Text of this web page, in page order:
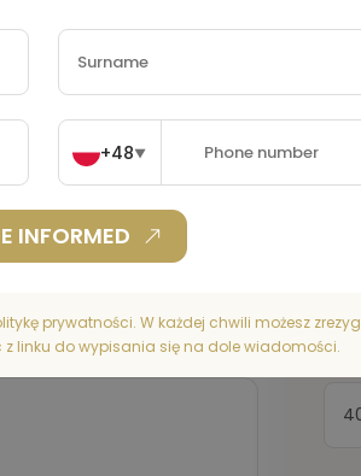
+48▼
INFORMED
prywatności. W każdej chwili możesz
linku do wypisania się na dole wiadomości.